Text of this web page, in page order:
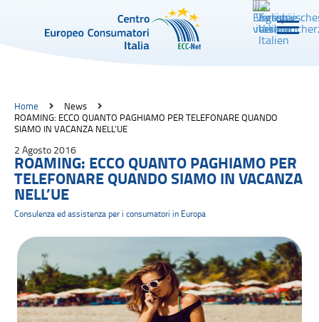
Home
News
ROAMING: ECCO QUANTO PAGHIAMO PER TELEFONARE QUANDO
SIAMO IN VACANZA NELL’UE
2 Agosto 2016
ROAMING: ECCO QUANTO PAGHIAMO PER
TELEFONARE QUANDO SIAMO IN VACANZA
NELL’UE
Consulenza ed assistenza per i consumatori in Europa